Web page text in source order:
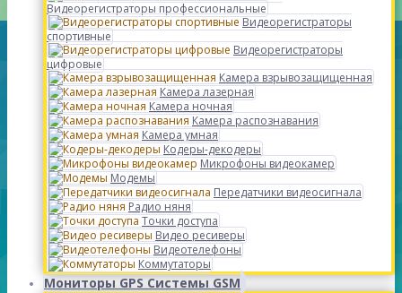
Видеорегистраторы профессиональные
Видеорегистраторы
спортивные
Видеорегистраторы
цифровые
Камера взрывозащищенная
Камера лазерная
Камера ночная
Камера распознавания
Камера умная
Кодеры-декодеры
Микрофоны видеокамер
Модемы
Передатчики видеосигнала
Радио няня
Точки доступа
Видео ресиверы
Видеотелефоны
Коммутаторы
Мониторы GPS Системы GSM